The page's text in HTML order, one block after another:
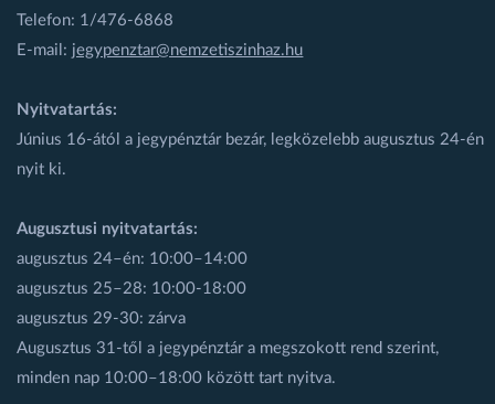
Telefon: 1/476-6868
E-mail: jegypenztar@nemzetiszinhaz.hu
Nyitvatartás:
Június 16-ától a jegypénztár bezár, legközelebb augusztus 24-én
nyit ki.
Augusztusi nyitvatartás:
augusztus 24–én: 10:00–14:00
augusztus 25–28: 10:00-18:00
augusztus 29-30: zárva
Augusztus 31-től a jegypénztár a megszokott rend szerint,
minden nap 10:00–18:00 között tart nyitva.